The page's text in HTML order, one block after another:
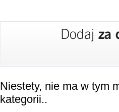
Niestety, nie ma w tym
kategorii..